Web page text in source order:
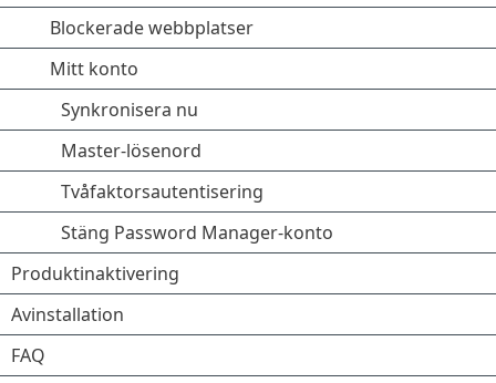
Blockerade webbplatser
Mitt konto
Synkronisera nu
Master-lösenord
Tvåfaktorsautentisering
Stäng Password Manager-konto
Produktinaktivering
Avinstallation
FAQ